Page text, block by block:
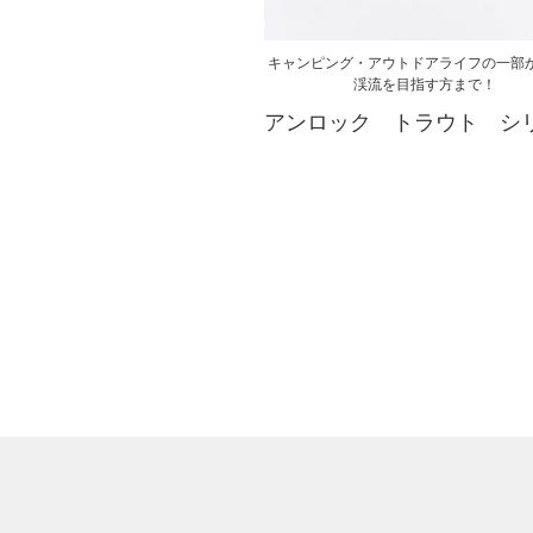
キャンピング・アウトドアライフの一部
渓流を目指す方まで！
アンロック トラウト シ